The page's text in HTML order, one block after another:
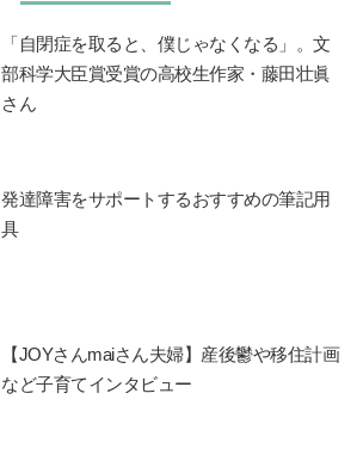
「自閉症を取ると、僕じゃなくなる」。文
部科学大臣賞受賞の高校生作家・藤田壮眞
さん
発達障害をサポートするおすすめの筆記用
具
【JOYさんmaiさん夫婦】産後鬱や移住計画
など子育てインタビュー